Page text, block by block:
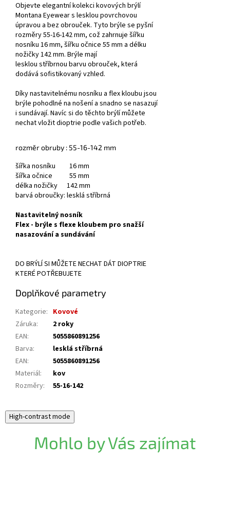
Objevte elegantní kolekci kovových brýlí
Montana Eyewear s lesklou povrchovou
úpravou a bez obrouček. Tyto brýle se pyšní
rozměry 55-16-142 mm, což zahrnuje šířku
nosníku 16 mm, šířku očnice 55 mm a délku
nožičky 142 mm. Brýle mají
lesklou stříbrnou barvu obrouček, která
dodává sofistikovaný vzhled.
Díky nastavitelnému nosníku a flex kloubu jsou
brýle pohodlné na nošení a snadno se nasazují
i sundávají. Navíc si do těchto brýlí můžete
nechat vložit dioptrie podle vašich potřeb.
rozměr obruby : 55-16-142 mm
šířka nosníku 16 mm
šířka očnice 55 mm
délka nožičky 142 mm
barvá obroučky: lesklá stříbrná
Nastavitelný nosník
Flex - brýle s flexe kloubem pro snažší
nasazování a sundávání
DO BRÝLÍ SI MŮŽETE NECHAT DÁT DIOPTRIE
KTERÉ POTŘEBUJETE
Doplňkové parametry
Kategorie: Kovové
Záruka:
2 roky
EAN:
5055860891256
Barva:
lesklá stříbrná
EAN:
5055860891256
Materiál:
kov
Rozměry: 55-16-142
High-contrast mode
Mohlo by Vás zajímat